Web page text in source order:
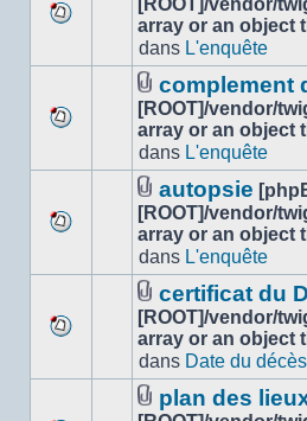
nouveau
message
joint(s)
[ROOT]/vendor/
array or an object
dans L'enquête
nouveau
message
Fichier(s)
joint(s)
complement
[ROOT]/vendor/
array or an object
dans L'enquête
nouveau
message
Fichier(s)
joint(s)
autopsie
[ROOT]/vendor/
array or an object
dans L'enquête
nouveau
message
Fichier(s)
joint(s)
certificat du
[ROOT]/vendor/
array or an object
dans Date du
Fichier(s)
plan des